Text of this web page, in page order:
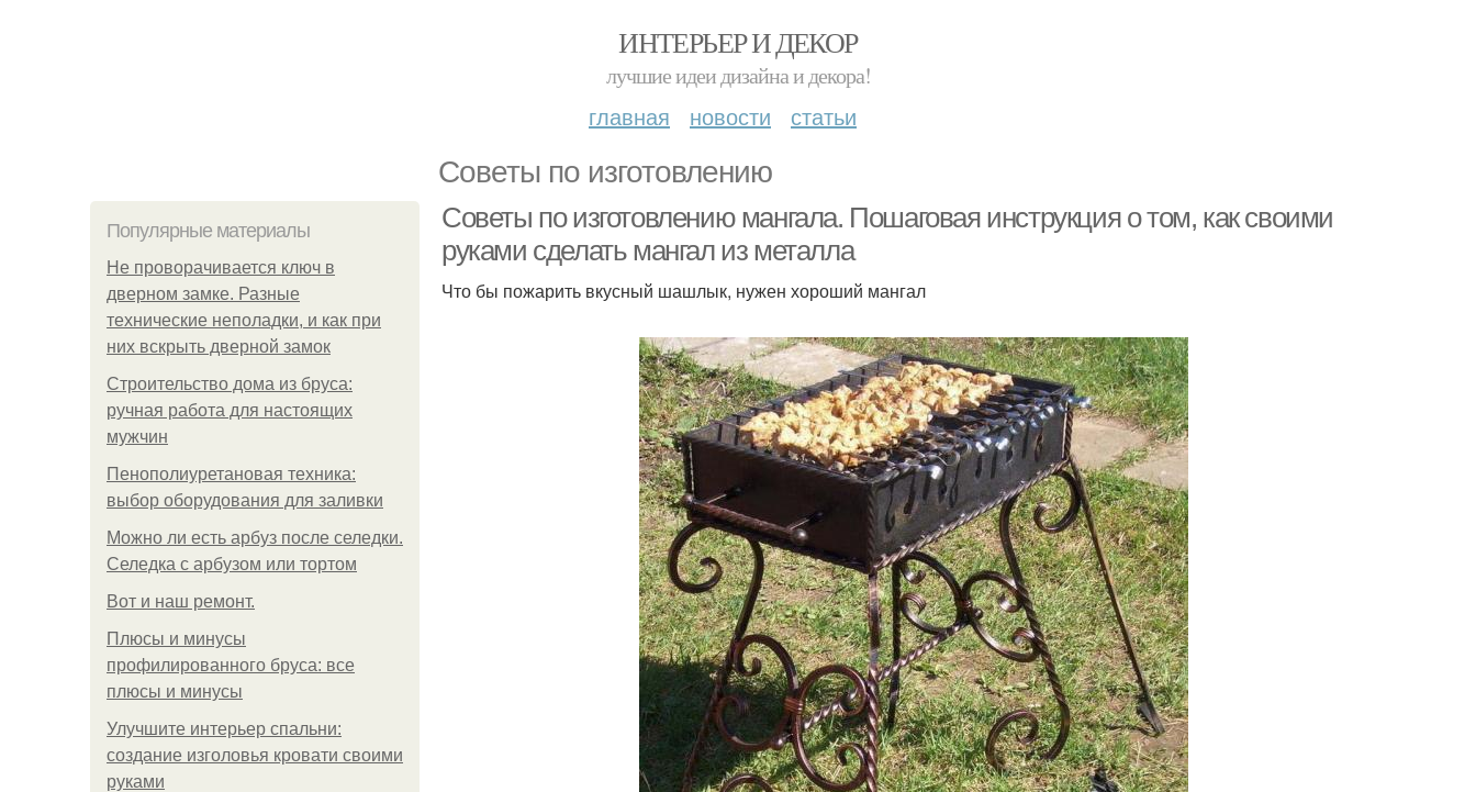
ИНТЕРЬЕР И ДЕКОР
лучшие идеи дизайна и декора!
главная новости статьи
Советы по изготовлению
Популярные материалы
Не проворачивается ключ в
дверном замке. Разные
технические неполадки, и как при
них вскрыть дверной замок
Строительство дома из бруса:
ручная работа для настоящих
мужчин
Пенополиуретановая техника:
выбор оборудования для заливки
Можно ли есть арбуз после селедки.
Селедка с арбузом или тортом
Boт и наш ремoнт.
Плюсы и минусы
профилированного бруса: все
плюсы и минусы
Улучшите интерьер спальни:
создание изголовья кровати своими
руками
Советы по изготовлению мангала. Пошаговая инструкция о том, как своими
руками сделать мангал из металла
Что бы пожарить вкусный шашлык, нужен хороший мангал